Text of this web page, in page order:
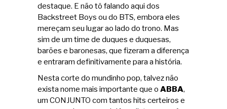
destaque. E não tô falando aqui dos
Backstreet Boys ou do BTS, embora eles
mereçam seu lugar ao lado do trono. Mas
sim de um time de duques e duquesas,
barões e baronesas, que fizeram a diferença
e entraram definitivamente para a história.
Nesta corte do mundinho pop, talvez não
exista nome mais importante que o ABBA,
um CONJUNTO com tantos hits certeiros e